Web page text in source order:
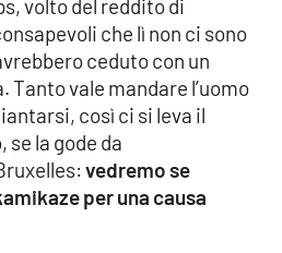
Grippo
volto del reddito di
che lì non ci sono
ceduto con un
vale mandare l’uomo
così ci si leva il
la gode da
vedremo se
per una causa